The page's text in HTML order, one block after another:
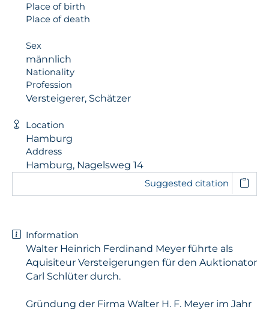
Place of birth
Place of death
Sex
männlich
Nationality
Profession
Versteigerer, Schätzer
Location
Hamburg
Address
Hamburg, Nagelsweg 14
Suggested citation
Information
Walter Heinrich Ferdinand Meyer führte als
Aquisiteur Versteigerungen für den Auktionator
Carl Schlüter durch.
Gründung der Firma Walter H. F. Meyer im Jahr